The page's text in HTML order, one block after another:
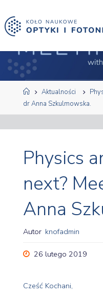
do
treści
Strona
główna
Aktualności
dr Anna Szkulmowska.
Physics
next?
Anna
Autor knofadmin
26 lutego 2019
Cześć Kochani,